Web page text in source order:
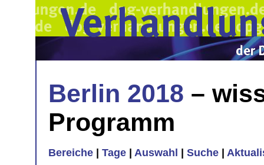
Berlin 2018 –
Programm
Bereiche Tage Auswahl Suche